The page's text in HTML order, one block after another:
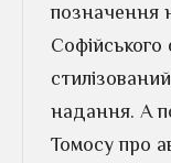
позначення
надання. А
Томосу про